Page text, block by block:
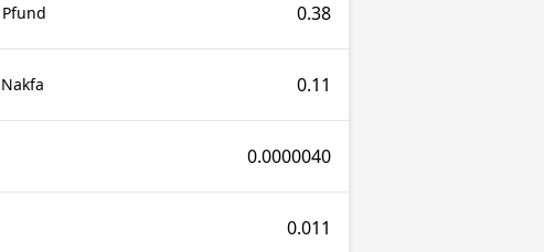
0.38
0.11
0.0000040
0.011